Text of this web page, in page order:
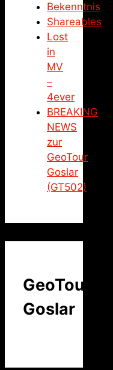
Bekenntnis
Shareables
Lost
in
MV
–
4ever
BREAKING
NEWS
zur
GeoTour
Goslar
(GT502)
GeoTour
Goslar